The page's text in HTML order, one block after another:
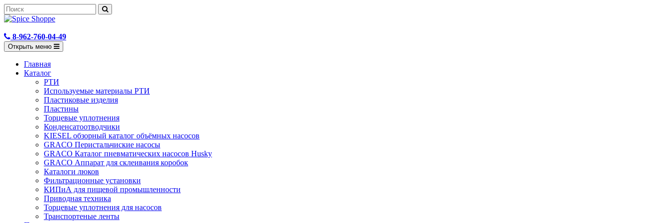
8-962-760-04-49
Открыть меню
Главная
Каталог
РТИ
Используемые материалы РТИ
Пластиковые изделия
Пластины
Торцевые уплотнения
Конденсатоотводчики
KIESEL обзорный каталог объёмных насосов
GRACO Перистальчиские насосы
GRACO Каталог пневматических насосов Husky
GRACO Аппарат для склеивания коробок
Каталоги люков
Фильтрационные установки
КИПиА для пищевой промышленности
Приводная техника
Торцевые уплотнения для насосов
Транспортеные ленты